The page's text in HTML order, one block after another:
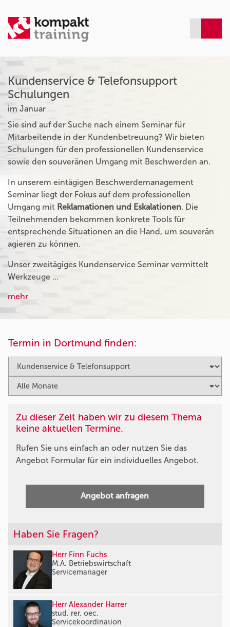
Kundenservice & Telefonsupport
Schulungen
im Januar
Sie sind auf der Suche nach einem Seminar für
Mitarbeitende in der Kundenbetreuung? Wir bieten
Schulungen für den professionellen Kundenservice
sowie den souveränen Umgang mit Beschwerden an.
In unserem eintägigen Beschwerdemanagement
Seminar liegt der Fokus auf dem professionellen
Umgang mit Reklamationen und Eskalationen. Die
Teilnehmenden bekommen konkrete Tools für
entsprechende Situationen an die Hand, um souverän
agieren zu können.
Unser zweitägiges Kundenservice Seminar vermittelt
Werkzeuge …
mehr
Termin in Dortmund finden:
Zu dieser Zeit haben wir zu diesem Thema
keine aktuellen Termine.
Rufen Sie uns einfach an oder nutzen Sie das
Angebot Formular für ein individuelles Angebot.
Angebot anfragen
Haben Sie Fragen?
Herr Finn Fuchs
M.A. Betriebswirtschaft
Servicemanager
Herr Alexander Harrer
stud. rer. oec.
Servicekoordination